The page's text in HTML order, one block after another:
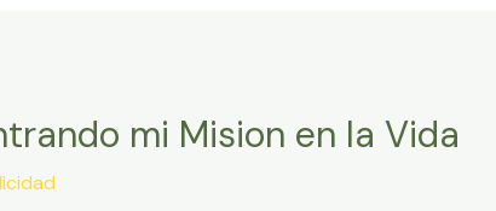
mi Mision en la Vida